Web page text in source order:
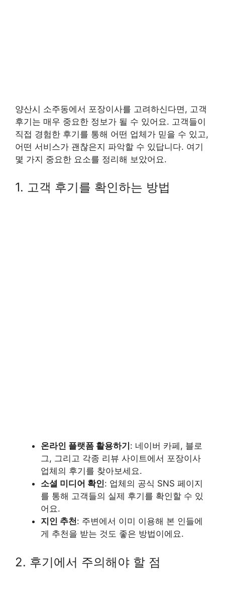
양산시 소주동에서 포장이사를 고려하신다면, 고객
후기는 매우 중요한 정보가 될 수 있어요. 고객들이
직접 경험한 후기를 통해 어떤 업체가 믿을 수 있고,
어떤 서비스가 괜찮은지 파악할 수 있답니다. 여기
몇 가지 중요한 요소를 정리해 보았어요.
1. 고객 후기를 확인하는 방법
온라인 플랫폼 활용하기 : 네이버 카페, 블로
그, 그리고 각종 리뷰 사이트에서 포장이사
업체의 후기를 찾아보세요.
소셜 미디어 확인: 업체의 공식 SNS 페이지
를 통해 고객들의 실제 후기를 확인할 수 있
어요.
지인 추천: 주변에서 이미 이용해 본 인들에
게 추천을 받는 것도 좋은 방법이에요.
2. 후기에서 주의해야 할 점